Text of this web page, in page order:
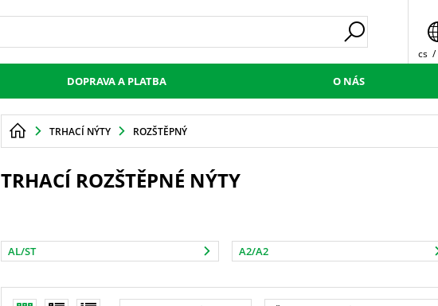
cs /
DOPRAVA A PLATBA O NÁS
TRHACÍ NÝTY ROZŠTĚPNÝ
TRHACÍ ROZŠTĚPNÉ NÝTY
AL/ST A2/A2